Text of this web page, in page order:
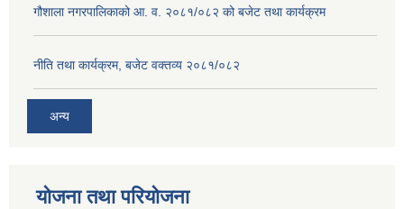
गौशाला नगरपालिकाको आ. व. २०८१/०८२ को बजेट तथा कार्यक्रम
नीति तथा कार्यक्रम, बजेट वक्तव्य २०८१/०८२
अन्य
योजना तथा परियोजना